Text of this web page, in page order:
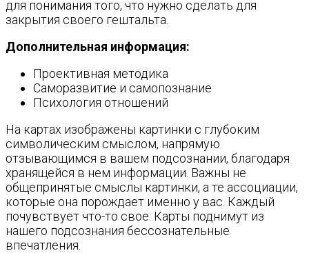
для понимания того, что нужно сделать для
закрытия своего гештальта.
Дополнительная информация:
Проективная методика
Саморазвитие и самопознание
Психология отношений
На картах изображены картинки с глубоким
символическим смыслом, напрямую
отзывающимся в вашем подсознании, благодаря
хранящейся в нем информации. Важны не
общепринятые смыслы картинки, а те ассоциации,
которые она порождает именно у вас. Каждый
почувствует что-то свое. Карты поднимут из
нашего подсознания бессознательные
впечатления.